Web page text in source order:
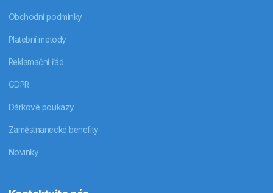
Obchodní podmínky
Platební metody
Reklamační řád
GDPR
Dárkové poukazy
Zaměstnanecké benefity
Novinky